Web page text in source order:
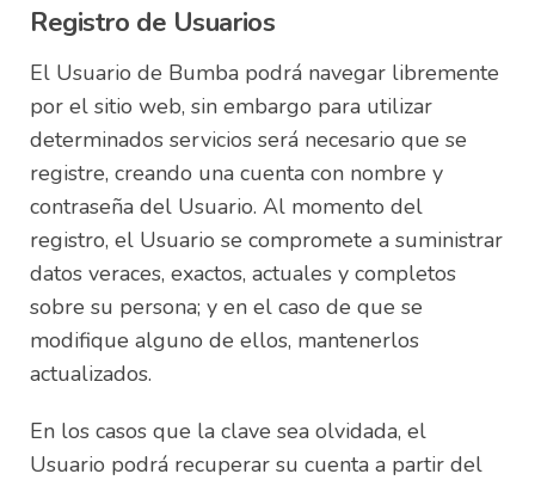
Registro de Usuarios
El Usuario de Bumba podrá navegar libremente
por el sitio web, sin embargo para utilizar
determinados servicios será necesario que se
registre, creando una cuenta con nombre y
contraseña del Usuario. Al momento del
registro, el Usuario se compromete a suministrar
datos veraces, exactos, actuales y completos
sobre su persona; y en el caso de que se
modifique alguno de ellos, mantenerlos
actualizados.
En los casos que la clave sea olvidada, el
Usuario podrá recuperar su cuenta a partir del